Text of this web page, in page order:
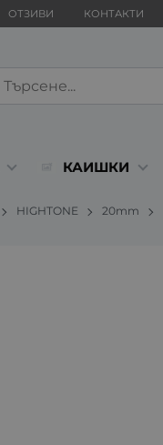
ОТЗИВИ КОНТАКТИ
КАИШКИ
HIGHTONE 20mm